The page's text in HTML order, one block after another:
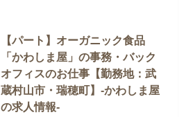
【パート】オーガニック食品
「かわしま屋」の事務・バック
オフィスのお仕事【勤務地：武
蔵村山市・瑞穂町】-かわしま屋
の求人情報-